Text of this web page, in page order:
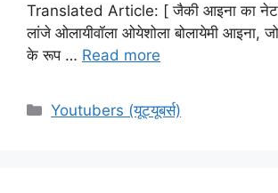
Translated Article: [ जैकी आइना का नेट
लांजे ओलायीवॉला ओयेशोला बोलायेमी आइना,
के रूप … Read more
Categories
Youtubers (यूट्यूबर्स)